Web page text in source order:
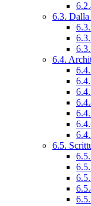
6.3. Dalla
6.4.
6.5.